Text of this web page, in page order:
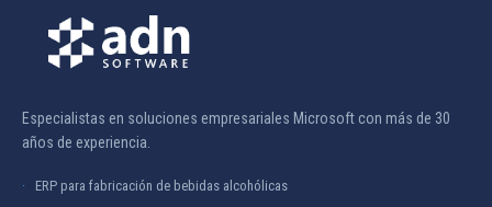
Especialistas en soluciones empresariales Microsoft con más de 30
años de experiencia.
ERP para fabricación de bebidas alcohólicas